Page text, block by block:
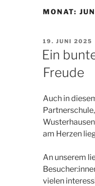
MONAT:
AM
19. JUNI 2025
Ein
Freude
Auch in
am Herzen
An unserem
vielen